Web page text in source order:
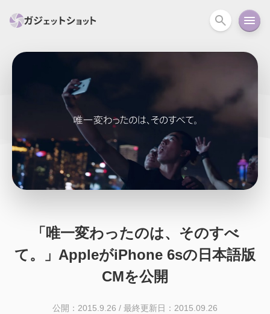
スマホ
スマートホーム アクションカメラ
回線 iPhone iPad Android
ガイド ニュース オーディオ 周辺機器
「唯一変わったのは、そのすべ
て。」AppleがiPhone 6sの日本語版
CMを公開
公開：2015.9.26 / 最終更新日：2015.09.26